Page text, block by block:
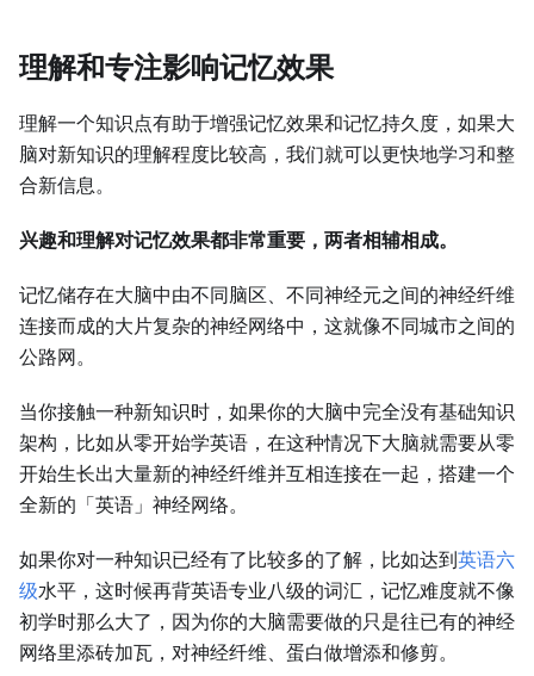
理解和专注影响记忆效果
理解一个知识点有助于增强记忆效果和记忆持久度，如果大
脑对新知识的理解程度比较高，我们就可以更快地学习和整
合新信息。
兴趣和理解对记忆效果都非常重要，两者相辅相成。
记忆储存在大脑中由不同脑区、不同神经元之间的神经纤维
连接而成的大片复杂的神经网络中，这就像不同城市之间的
公路网。
当你接触一种新知识时，如果你的大脑中完全没有基础知识
架构，比如从零开始学英语，在这种情况下大脑就需要从零
开始生长出大量新的神经纤维并互相连接在一起，搭建一个
全新的「英语」神经网络。
如果你对一种知识已经有了比较多的了解，比如达到英语六
级水平，这时候再背英语专业八级的词汇，记忆难度就不像
初学时那么大了，因为你的大脑需要做的只是往已有的神经
网络里添砖加瓦，对神经纤维、蛋白做增添和修剪。